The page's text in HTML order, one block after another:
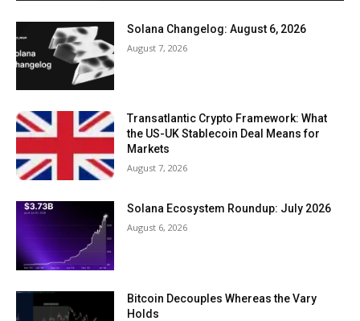
Solana Changelog: August 6, 2026
August 7, 2026
Transatlantic Crypto Framework: What
the US-UK Stablecoin Deal Means for
Markets
August 7, 2026
Solana Ecosystem Roundup: July 2026
August 6, 2026
Bitcoin Decouples Whereas the Vary
Holds